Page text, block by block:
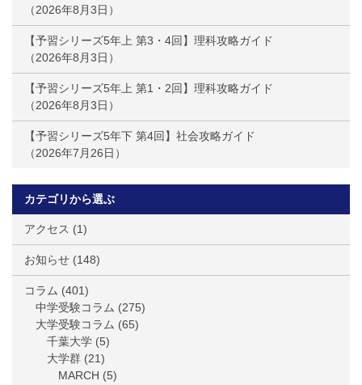
2026年8月3日
【予習シリーズ5年上 第3・4回】理科攻略ガイド
2026年8月3日
【予習シリーズ5年上 第1・2回】理科攻略ガイド
2026年8月3日
【予習シリーズ5年下 第4回】社会攻略ガイド
2026年7月26日
カテゴリから選ぶ
アクセス (1)
お知らせ (148)
コラム (401)
中学受験コラム (275)
大学受験コラム (65)
千葉大学 (5)
大学群 (21)
MARCH (5)